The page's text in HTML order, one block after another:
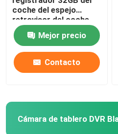
Inicio
coche del espejo
retrovisor del coche
DVR FHD1080P de 12
pulgadas ADAS 4G
Mejor precio
Contacto
Cámara de tablero DVR